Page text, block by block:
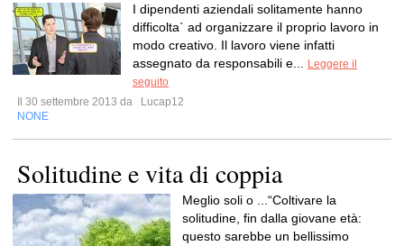
I dipendenti aziendali solitamente hanno
difficolta` ad organizzare il proprio lavoro in
modo creativo. Il lavoro viene infatti
assegnato da responsabili e...
Leggere il
seguito
Il 30 settembre 2013 da
Lucap12
NONE
Solitudine e vita di coppia
Meglio soli o ...“Coltivare la
solitudine, fin dalla giovane età:
questo sarebbe un bellissimo